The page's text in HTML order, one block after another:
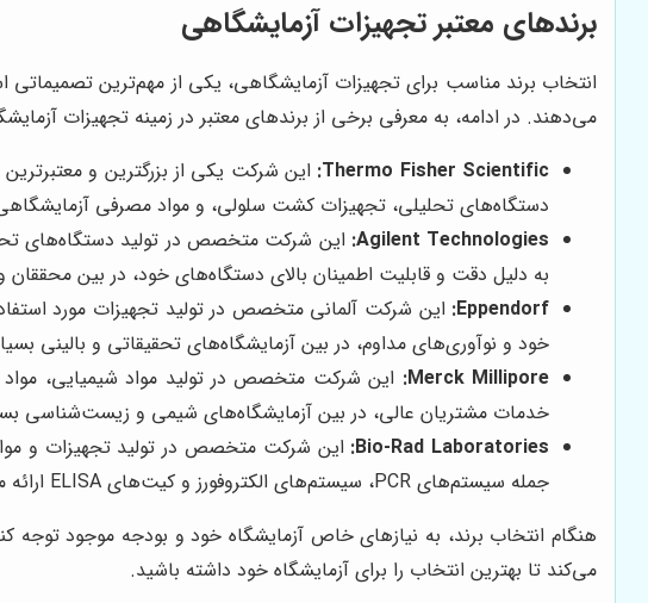
برندهای معتبر تجهیزات آزمایشگاهی
انتخاب برند مناسب برای تجهیزات آزمایشگاهی، یکی از مهم‌ترین تصمیماتی
می‌دهند. در ادامه، به معرفی برخی از برندهای معتبر در زمینه تجهیزات
Thermo Fisher Scientific:
دستگاه‌های تحلیلی، تجهیزات کشت سلولی، و مواد مصرفی
Agilent Technologies:
به دلیل دقت و قابلیت اطمینان بالای دستگاه‌های خود، در بین
Eppendorf:
خود و نوآوری‌های مداوم، در بین آزمایشگاه‌های تحقیقاتی و بالینی
Merck Millipore:
خدمات مشتریان عالی، در بین آزمایشگاه‌های شیمی و زیست‌شناسی
Bio-Rad Laboratories:
جمله سیستم‌های PCR، سیستم‌های الکتروفورز و کیت‌های ELISA ارائه می‌دهد.
هنگام انتخاب برند، به نیازهای خاص آزمایشگاه خود و بودجه موجود توجه
می‌کند تا بهترین انتخاب را برای آزمایشگاه خود داشته باشید.